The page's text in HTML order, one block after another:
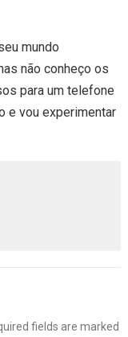
mundo
não conheço os
para um telefone
e vou experimentar
fields are marked